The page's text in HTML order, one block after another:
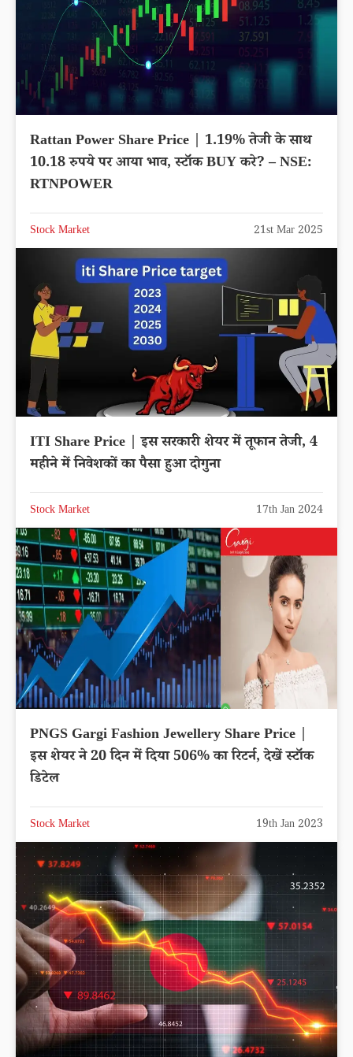
Rattan Power Share Price | 1.19% तेजी के साथ
10.18 रुपये पर आया भाव, स्टॉक BUY करे? – NSE:
RTNPOWER
Stock Market 21st Mar 2025
ITI Share Price | इस सरकारी शेयर में तूफान तेजी, 4
महीने में निवेशकों का पैसा हुआ दोगुना
Stock Market 17th Jan 2024
PNGS Gargi Fashion Jewellery Share Price |
इस शेयर ने 20 दिन में दिया 506% का रिटर्न, देखें स्टॉक
डिटेल
Stock Market 19th Jan 2023